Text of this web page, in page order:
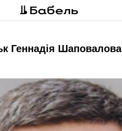
Геннадія Шаповалова